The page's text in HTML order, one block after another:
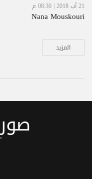
21 آب 2018 | 08:30 م
Nana Mouskouri
المزيد